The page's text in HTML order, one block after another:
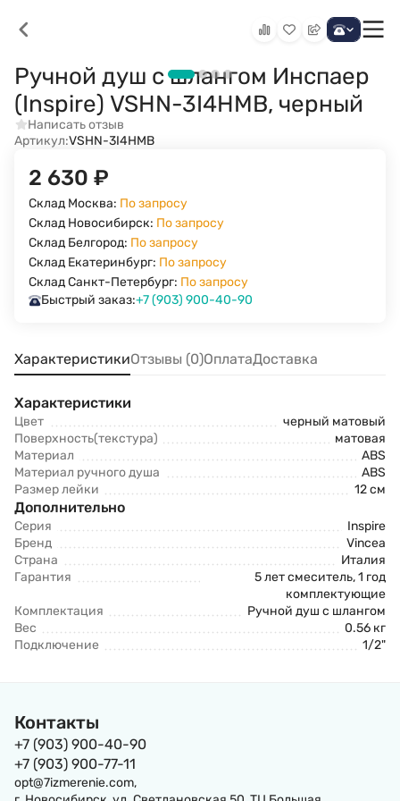
Ручной душ с шлангом Инспаер
(Inspire) VSHN-3I4HMB, черный
Написать отзыв
Артикул:VSHN-3I4HMB
2 630 ₽
Склад Москва: По запросу
Склад Новосибирск: По запросу
Склад Белгород: По запросу
Склад Екатеринбург: По запросу
Склад Санкт-Петербург: По запросу
Быстрый заказ:+7 (903) 900-40-90
ХарактеристикиОтзывы (0)ОплатаДоставка
Характеристики
Цвет
черный матовый
Поверхность(текстура)
матовая
Материал
ABS
Материал ручного душа
ABS
Размер лейки
12 см
Дополнительно
Серия
Inspire
Бренд
Vincea
Страна
Италия
Гарантия
5 лет смеситель, 1 год
комплектующие
Комплектация
Ручной душ с шлангом
Вес
0.56 кг
Подключение
1/2"
Контакты
+7 (903) 900-40-90
+7 (903) 900-77-11
opt@7izmerenie.com,